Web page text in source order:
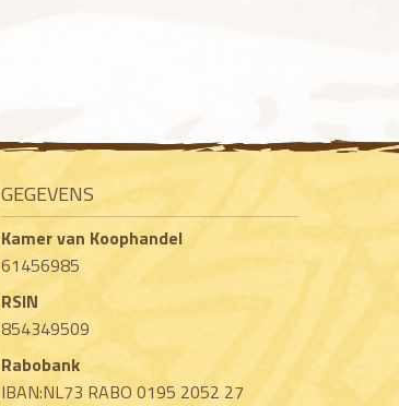
GEGEVENS
Kamer van Koophandel
61456985
RSIN
854349509
Rabobank
IBAN:NL73 RABO 0195 2052 27